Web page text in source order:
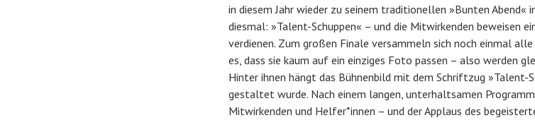
in diesem Jahr wieder zu seinem traditionellen »Bunten
diesmal: »Talent-Schuppen« – und die Mitwirkenden beweisen
verdienen. Zum großen Finale versammeln sich noch einmal
es, dass sie kaum auf ein einziges Foto passen – also werden
Hinter ihnen hängt das Bühnenbild mit dem Schriftzug »Talent-
gestaltet wurde. Nach einem langen, unterhaltsamen
Mitwirkenden und Helfer*innen – und der Applaus des